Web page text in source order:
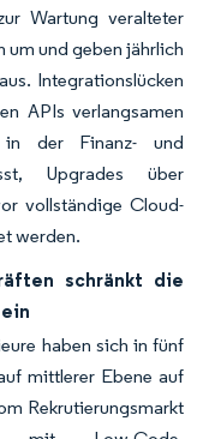
Wartung veralteter
um und geben jährlich
Integrationslücken
APIs verlangsamen
in der Finanz- und
Upgrades über
vollständige Cloud-
werden.
schränkt die
haben sich in fünf
mittlerer Ebene auf
Rekrutierungsmarkt